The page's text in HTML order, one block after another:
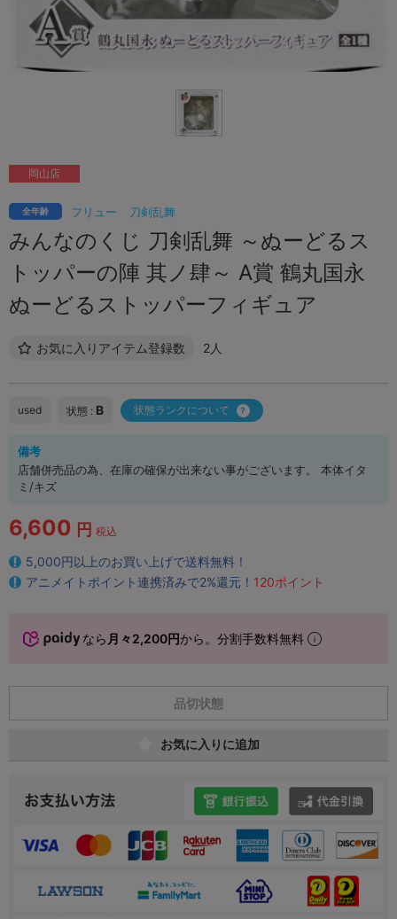
フリュー 刀剣乱舞
全年齢
みんなのくじ 刀剣乱舞 ～ぬーどるス
トッパーの陣 其ノ肆～ A賞 鶴丸国永
ぬーどるストッパーフィギュア
お気に入りアイテム登録数 2人
岡山店
used 状態 : B 状態ランクについて
備考
店舗併売品の為、在庫の確保が出来ない事がございます。 本体イタ
ミ/キズ
6,600 円 税込
5,000円以上のお買い上げで送料無料！
アニメイトポイント連携済みで2%還元！ 120ポイント
なら 月々2,200円から。分割手数料無料
品切状態
お気に入りに追加